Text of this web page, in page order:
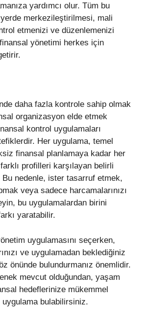
yardımcı olur. Tüm bu
merkezileştirilmesi, mali
etmenizi ve düzenlemenizi
yönetimi herkes için
daha fazla kontrole sahip olmak
organizasyon elde etmek
kontrol uygulamaları
Her uygulama, temel
finansal planlamaya kadar her
profilleri karşılayan belirli
nedenle, ister tasarruf etmek,
veya sadece harcamalarınızı
bu uygulamalardan birini
yaratabilir.
uygulamasını seçerken,
ve uygulamadan beklediğiniz
önünde bulundurmanız önemlidir.
mevcut olduğundan, yaşam
hedeflerinize mükemmel
bulabilirsiniz.